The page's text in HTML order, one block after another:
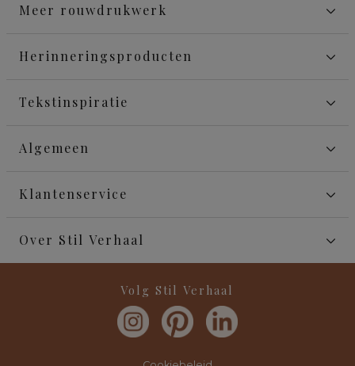
Meer rouwdrukwerk
Herinneringsproducten
Tekstinspiratie
Algemeen
Klantenservice
Over Stil Verhaal
Volg Stil Verhaal